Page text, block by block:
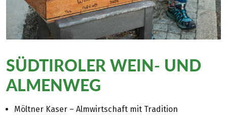
SÜDTIROLER WEIN- UND
ALMENWEG
Möltner Kaser – Almwirtschaft mit Tradition